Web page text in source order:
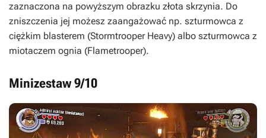
zaznaczona na powyższym obrazku złota skrzynia. Do
zniszczenia jej możesz zaangażować np. szturmowca z
ciężkim blasterem (Stormtrooper Heavy) albo szturmowca z
miotaczem ognia (Flametrooper).
Minizestaw 9/10